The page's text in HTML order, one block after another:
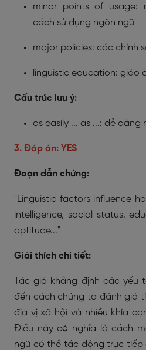
minor points of usage:
cách sử dụng ngôn ngữ
major policies: các chính
linguistic education: giáo
Cấu trúc lưu ý:
as easily ... as ...: dễ dàng
3. Đáp án: YES
Đoạn dẫn chứng:
"Linguistic factors influence
intelligence, social status,
aptitude..."
Giải thích chi tiết:
Tác giả khẳng định các yếu
đến cách chúng ta đánh giá
địa vị xã hội và nhiều khía
Điều này có nghĩa là cách
ngữ có thể tác động trực tiếp